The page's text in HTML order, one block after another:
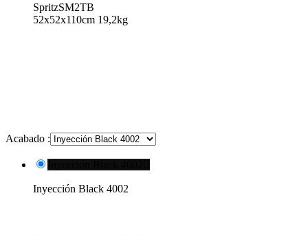
SpritzSM2TB
52x52x110cm 19,2kg
Acabado :
Inyección Black 4002